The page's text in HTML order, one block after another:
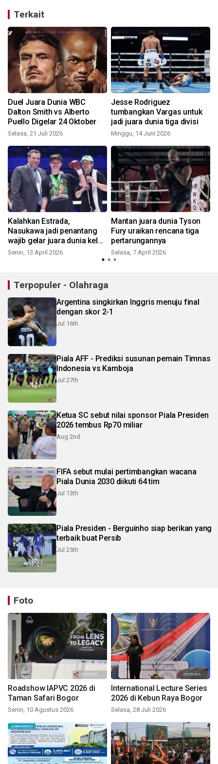
Terkait
Duel Juara Dunia WBC
Dalton Smith vs Alberto
Puello Digelar 24 Oktober
Selasa, 21 Juli 2026
Jesse Rodriguez
tumbangkan Vargas untuk
jadi juara dunia tiga divisi
Minggu, 14 Juni 2026
Kalahkan Estrada,
Nasukawa jadi penantang
wajib gelar juara dunia kelas
bantam WBC
Senin, 13 April 2026
Mantan juara dunia Tyson
Fury uraikan rencana tiga
pertarungannya
Selasa, 7 April 2026
Terpopuler - Olahraga
Argentina singkirkan Inggris menuju final
dengan skor 2-1
Jul 16th
Piala AFF - Prediksi susunan pemain Timnas
Indonesia vs Kamboja
Jul 27th
Ketua SC sebut nilai sponsor Piala Presiden
2026 tembus Rp70 miliar
Aug 2nd
FIFA sebut mulai pertimbangkan wacana
Piala Dunia 2030 diikuti 64 tim
Jul 13th
Piala Presiden - Berguinho siap berikan yang
terbaik buat Persib
Jul 25th
Foto
Roadshow IAPVC 2026 di
Taman Safari Bogor
Senin, 10 Agustus 2026
International Lecture Series
2026 di Kebun Raya Bogor
Selasa, 28 Juli 2026